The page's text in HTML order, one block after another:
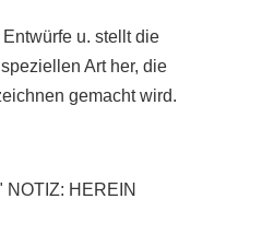
u. stellt die
Art her, die
gemacht wird.
NOTIZ: HEREIN